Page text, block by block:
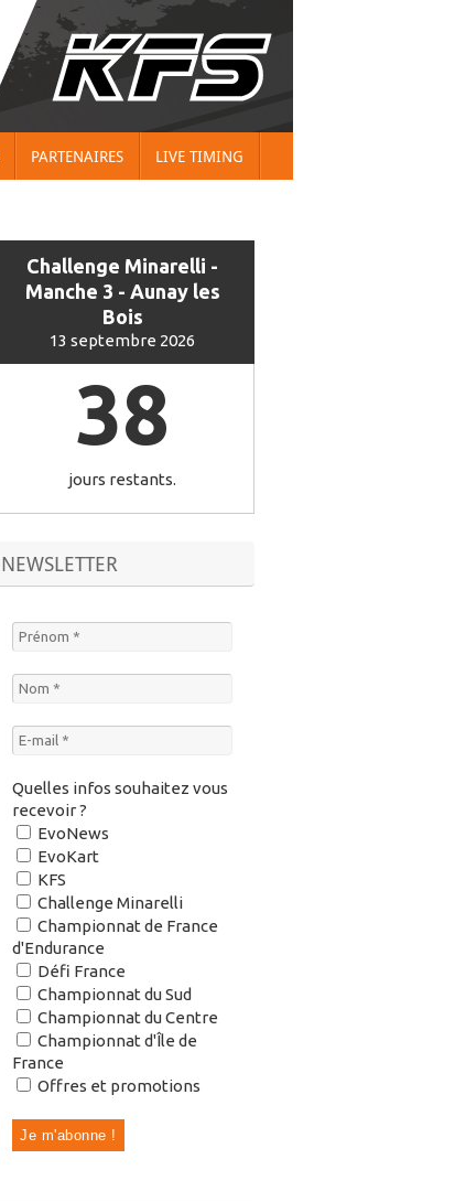
PARTENAIRES LIVE TIMING
Challenge Minarelli -
Manche 3 - Aunay les
Bois
13 septembre 2026
38
jours restants.
NEWSLETTER
Quelles infos souhaitez vous
recevoir ?
EvoNews
EvoKart
KFS
Challenge Minarelli
Championnat de France
d'Endurance
Défi France
Championnat du Sud
Championnat du Centre
Championnat d'Île de
France
Offres et promotions